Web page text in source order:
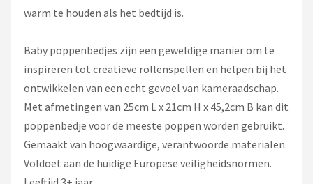
warm te houden als het bedtijd is.
Baby poppenbedjes zijn een geweldige manier om te
inspireren tot creatieve rollenspellen en helpen bij het
ontwikkelen van een echt gevoel van kameraadschap.
Met afmetingen van 25cm L x 21cm H x 45,2cm B kan dit
poppenbedje voor de meeste poppen worden gebruikt.
Gemaakt van hoogwaardige, verantwoorde materialen.
Voldoet aan de huidige Europese veiligheidsnormen.